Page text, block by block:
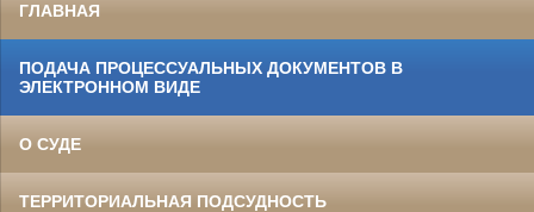
ГЛАВНАЯ
ПОДАЧА ПРОЦЕССУАЛЬНЫХ ДОКУМЕНТОВ В
ЭЛЕКТРОННОМ ВИДЕ
О СУДЕ
ТЕРРИТОРИАЛЬНАЯ ПОДСУДНОСТЬ